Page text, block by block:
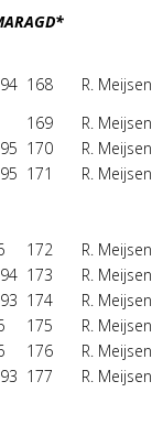
168
R. Meijsen
169
R. Meijsen
170
R. Meijsen
171 R. Meijsen
172
R. Meijsen
173
R. Meijsen
174
R. Meijsen
175
R. Meijsen
176
R. Meijsen
177 R. Meijsen